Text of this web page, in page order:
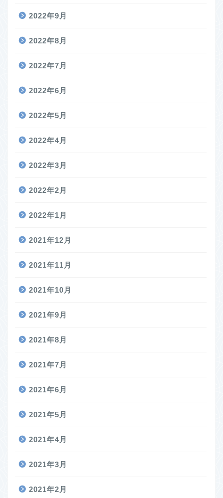
2022年9月
2022年8月
2022年7月
2022年6月
2022年5月
2022年4月
2022年3月
2022年2月
2022年1月
2021年12月
2021年11月
2021年10月
2021年9月
2021年8月
2021年7月
2021年6月
2021年5月
2021年4月
2021年3月
2021年2月